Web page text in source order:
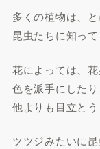
多くの植物は、
昆虫たちに知っ
花によっては、
色を派手にした
他よりも目立とう
ツツジみたいに